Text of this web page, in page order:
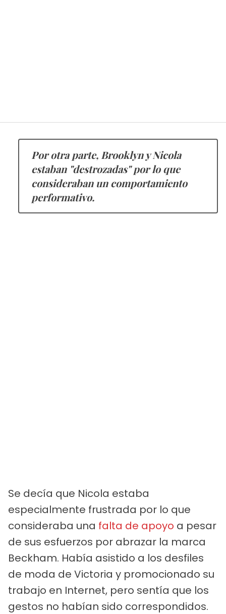
Por otra parte, Brooklyn y Nicola
estaban "destrozadas" por lo que
consideraban un comportamiento
performativo.
Se decía que Nicola estaba
especialmente frustrada por lo que
consideraba una falta de apoyo a pesar
de sus esfuerzos por abrazar la marca
Beckham. Había asistido a los desfiles
de moda de Victoria y promocionado su
trabajo en Internet, pero sentía que los
gestos no habían sido correspondidos.